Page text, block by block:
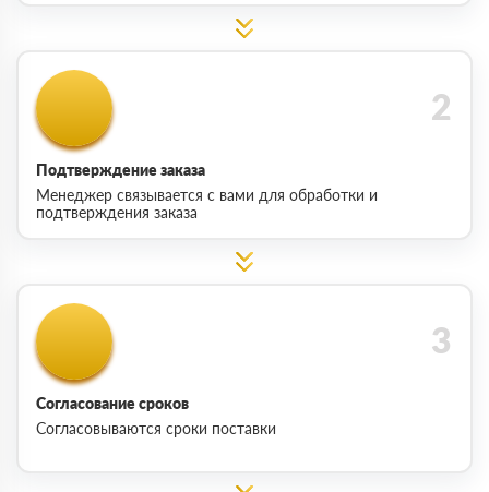
Подтверждение заказа
Менеджер связывается с вами для обработки и
подтверждения заказа
Согласование сроков
Согласовываются сроки поставки